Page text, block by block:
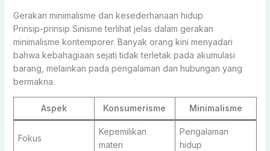
Gerakan minimalisme dan kesederhanaan hidup
Prinsip-prinsip Sinisme terlihat jelas dalam gerakan
minimalisme kontemporer. Banyak orang kini menyadari
bahwa kebahagiaan sejati tidak terletak pada akumulasi
barang, melainkan pada pengalaman dan hubungan yang
bermakna.
Aspek Konsumerisme Minimalisme
Fokus
Kepemilikan
materi
Pengalaman
hidup